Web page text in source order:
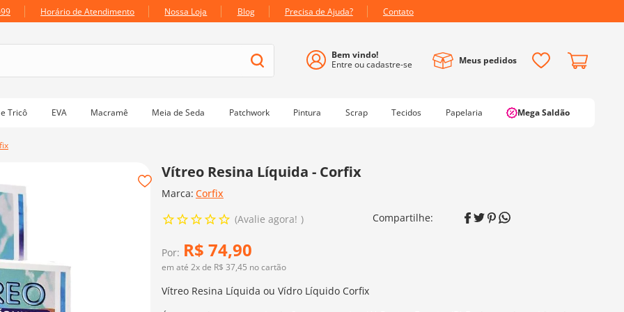
Horário de Atendimento Nossa Loja Blog Precisa de Ajuda? Contato
Meus pedidos
Tricô EVA Macramê Meia de Seda Patchwork Pintura Scrap Tecidos Papelaria Mega Saldão
Vítreo Resina Líquida - Corfix
Marca: Corfix
Avalie agora!
Por: R$ 74,90
em até 2x de R$ 37,45 no cartão
Vítreo Resina Líquida ou Vídro Líquido Corfix